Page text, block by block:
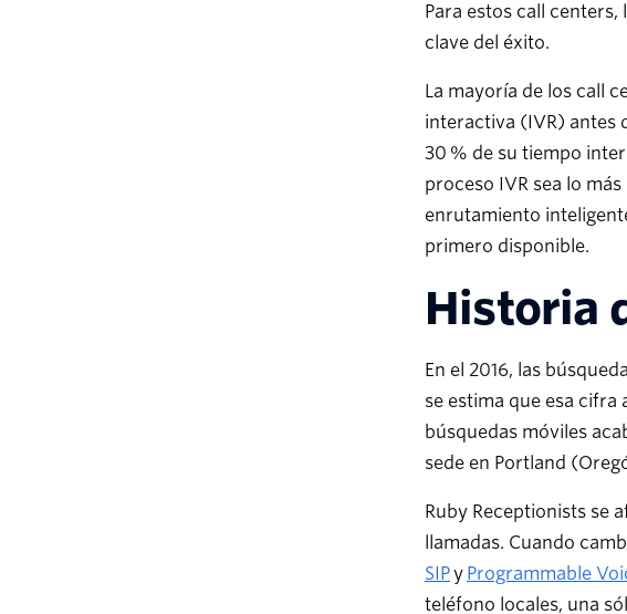
Para estos call
clave del éxito.
La mayoría de los call
interactiva (IVR) antes
30 % de su tiempo
proceso IVR sea lo
enrutamiento
primero disponible.
Historia
En el 2016, las
se estima que esa cifra
búsquedas móviles
sede en Portland
Ruby Receptionists se
llamadas. Cuando
SIPy Programmable
teléfono locales, una